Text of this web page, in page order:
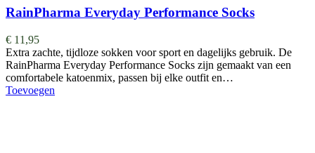
RainPharma Everyday Performance Socks
€ 11,95
Extra zachte, tijdloze sokken voor sport en dagelijks gebruik. De
RainPharma Everyday Performance Socks zijn gemaakt van een
comfortabele katoenmix, passen bij elke outfit en…
Toevoegen